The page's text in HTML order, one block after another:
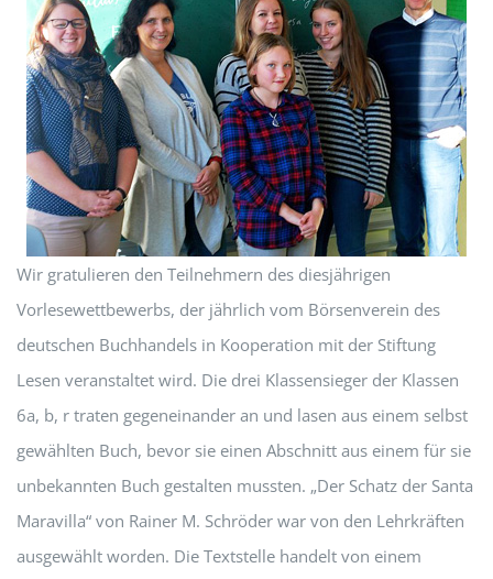
Wir gratulieren den Teilnehmern des diesjährigen
Vorlesewettbewerbs, der jährlich vom Börsenverein des
deutschen Buchhandels in Kooperation mit der Stiftung
Lesen veranstaltet wird. Die drei Klassensieger der Klassen
6a, b, r traten gegeneinander an und lasen aus einem selbst
gewählten Buch, bevor sie einen Abschnitt aus einem für sie
unbekannten Buch gestalten mussten. „Der Schatz der Santa
Maravilla“ von Rainer M. Schröder war von den Lehrkräften
ausgewählt worden. Die Textstelle handelt von einem